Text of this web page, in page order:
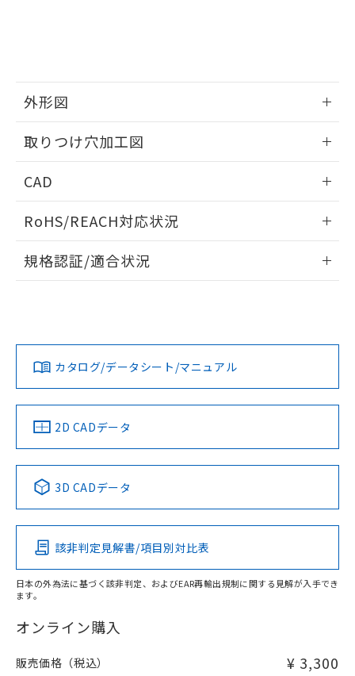
外形図
取りつけ穴加工図
CAD
ドすることができます。
ログイン/会員登録
ダウンロードデータをご利用いただく前に、以下を必ずお読
みください。
ソフトウェアの使用条件
RoHS/REACH対応状況
EU RoHS 注意事項・凡例
対応済み
中国 RoHS 注意事項・凡例
Pb Hg Cd Cr(VI)
O
在庫等で未対応品が混在する可能性があります。
問い合わせください。
規格認証/適合状況
LR型式承認
（イギリス
船舶規格）
DNV型式承認
（ノルウェー
BV型式承認
（フランス
KR型式
（韓国
No No No No
この製品の規格認証/適合状況ページへ
その他の認証はこちらのページからご検索ください
カタログ/データシート/マニュアル
2D CADデータ
3D CADデータ
該非判定見解書/項目別対比表
日本の外為法に基づく該非判定、およびEAR再輸出規制に関する見解が入手でき
ます。
オンライン購入
販売価格（税込） ¥ 3,300
していることから、特段のことがない限
り、2022年1月12日より割愛しておりま
す。